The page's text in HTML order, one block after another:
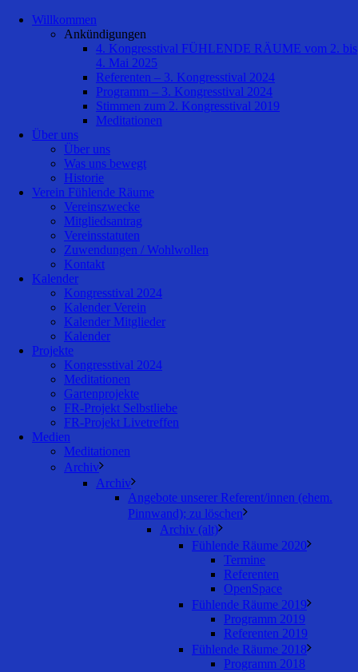
Willkommen
Ankündigungen
4. Kongresstival FÜHLENDE RÄUME vom 2. bis
4. Mai 2025
Referenten – 3. Kongresstival 2024
Programm – 3. Kongresstival 2024
Stimmen zum 2. Kongresstival 2019
Meditationen
Über uns
Über uns
Was uns bewegt
Historie
Verein Fühlende Räume
Vereinszwecke
Mitgliedsantrag
Vereinsstatuten
Zuwendungen / Wohlwollen
Kontakt
Kalender
Kongresstival 2024
Kalender Verein
Kalender Mitglieder
Kalender
Projekte
Kongresstival 2024
Meditationen
Gartenprojekte
FR-Projekt Selbstliebe
FR-Projekt Livetreffen
Medien
Meditationen
Archiv
Archiv
Angebote unserer Referent/innen (ehem.
Pinnwand); zu löschen
Archiv (alt)
Fühlende Räume 2020
Termine
Referenten
OpenSpace
Fühlende Räume 2019
Programm 2019
Referenten 2019
Fühlende Räume 2018
Programm 2018